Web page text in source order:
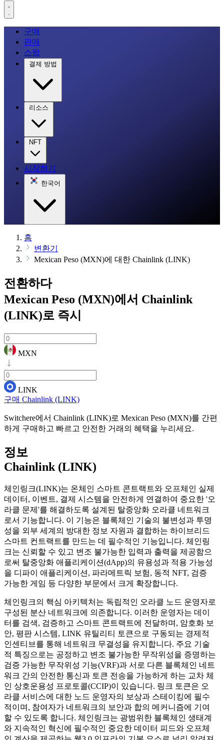
구매
판매
스왑
결제 방법
리소스
NFT
시작하기
한국어
홈
변환기
Mexican Peso (MXN)에 대한 Chainlink (LINK)
전환하다
Mexican Peso (MXN)에서 Chainlink
(LINK)로 즉시
MXN
LINK
구매 Chainlink (LINK)
Switchere에서 Chainlink (LINK)로 Mexican Peso (MXN)를 간편
하게 구매하고 빠르고 안전한 거래의 혜택을 누리세요.
정보
Chainlink (LINK)
체인링크(LINK)는 온체인 스마트 콘트랙트와 오프체인 실제
데이터, 이벤트, 결제 시스템을 안전하게 연결하여 중요한 '오
라클 문제'를 해결하도록 설계된 탈중앙화 오라클 네트워크
로서 기능합니다. 이 기능은 블록체인 기술의 불변성과 투명
성을 외부 세계의 방대한 정보 자원과 결합하는 하이브리드
스마트 컨트랙트를 만드는 데 필수적인 기능입니다. 체인링
크는 신뢰할 수 있고 변조 불가능한 입력과 출력을 제공함으
로써 탈중앙화 애플리케이션(dApp)의 유용성과 적용 가능성
을 디파이 애플리케이션, 파라메트릭 보험, 동적 NFT, 검증
가능한 게임 등 다양한 부문에서 크게 확장합니다.
체인링크의 핵심 아키텍처는 독립적인 오라클 노드 운영자로
구성된 분산 네트워크에 의존합니다. 이러한 운영자는 데이
터를 검색, 검증하고 스마트 콘트랙트에 전달하며, 암호화 보
안, 평판 시스템, LINK 유틸리티 토큰으로 구동되는 경제적
인센티브를 통해 네트워크 무결성을 유지합니다. 주요 기술
적 특징으로는 공정하고 변조 불가능한 무작위성을 증명하는
검증 가능한 무작위성 기능(VRF)과 서로 다른 블록체인 네트
워크 간의 안전한 통신과 토큰 전송을 가능하게 하는 교차 체
인 상호운용성 프로토콜(CCIP)이 있습니다. 링크 토큰은 오
라클 서비스에 대한 노드 운영자의 보상과 스테이킹에 필수
적이며, 참여자가 네트워크의 보안과 합의 메커니즘에 기여
할 수 있도록 합니다. 체인링크는 광범위한 블록체인 생태계
와 지속적인 혁신에 필수적인 중요한 데이터 피드와 오프체